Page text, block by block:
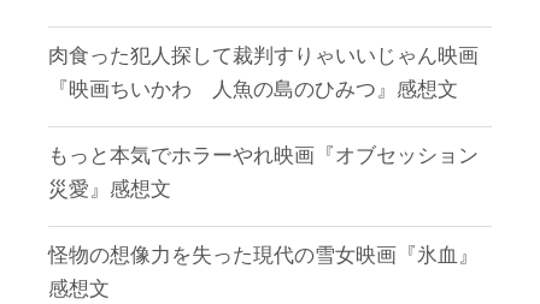
肉食った犯人探して裁判すりゃいいじゃん映画
『映画ちいかわ 人魚の島のひみつ』感想文
もっと本気でホラーやれ映画『オブセッション
災愛』感想文
怪物の想像力を失った現代の雪女映画『氷血』
感想文